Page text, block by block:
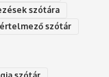
szótára
szótár